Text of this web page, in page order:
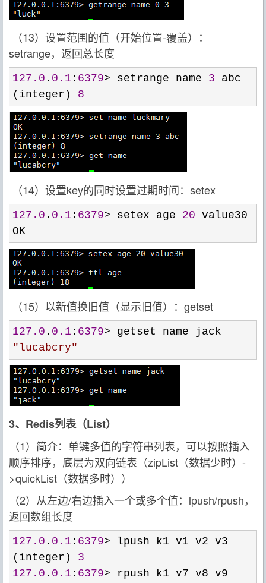
（13）设置范围的值（开始位置-覆盖）：
setrange，返回总长度
127.0 . 0.1 : 6379> setrange name 3 abc
(integer) 8
（14）设置key的同时设置过期时间：setex
127.0 . 0.1 : 6379> setex age 20 value30
OK
（15）以新值换旧值（显示旧值）：getset
127.0 . 0.1 : 6379>
" lucabcry"
3、Redis列表（List）
（1）简介：单键多值的字符串列表，可以按照插入
顺序排序，底层为双向链表（zipList（数据少时）-
>quickList（数据多时））
（2）从左边/右边插入一个或多个值：lpush/rpush，
返回数组长度
127.0 . 0.1 : 6379> lpush k1 v1 v2 v3
(integer) 3
127.0 . 0.1 : 6379> rpush k1 v7 v8 v9